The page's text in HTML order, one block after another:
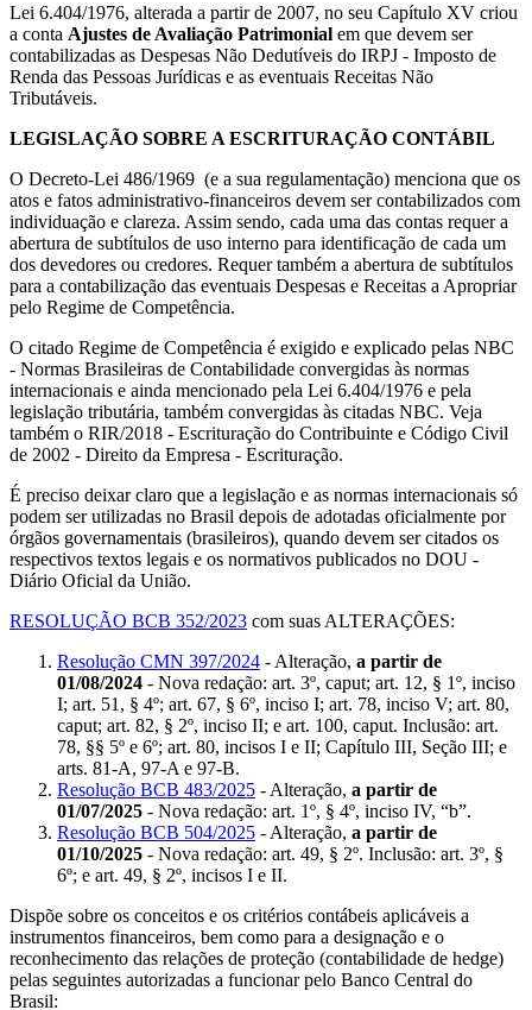
Lei 6.404/1976, alterada a partir de 2007, no seu Capítulo XV criou
a conta Ajustes de Avaliação Patrimonial em que devem ser
contabilizadas as Despesas Não Dedutíveis do IRPJ - Imposto de
Renda das Pessoas Jurídicas e as eventuais Receitas Não
Tributáveis.
LEGISLAÇÃO SOBRE A ESCRITURAÇÃO CONTÁBIL
O Decreto-Lei 486/1969 (e a sua regulamentação) menciona que os
atos e fatos administrativo-financeiros devem ser contabilizados com
individuação e clareza. Assim sendo, cada uma das contas requer a
abertura de subtítulos de uso interno para identificação de cada um
dos devedores ou credores. Requer também a abertura de subtítulos
para a contabilização das eventuais Despesas e Receitas a Apropriar
pelo Regime de Competência.
O citado Regime de Competência é exigido e explicado pelas NBC
- Normas Brasileiras de Contabilidade convergidas às normas
internacionais e ainda mencionado pela Lei 6.404/1976 e pela
legislação tributária, também convergidas às citadas NBC. Veja
também o RIR/2018 - Escrituração do Contribuinte e Código Civil
de 2002 - Direito da Empresa - Escrituração.
É preciso deixar claro que a legislação e as normas internacionais só
podem ser utilizadas no Brasil depois de adotadas oficialmente por
órgãos governamentais (brasileiros), quando devem ser citados os
respectivos textos legais e os normativos publicados no DOU -
Diário Oficial da União.
RESOLUÇÃO BCB 352/2023 com suas ALTERAÇÕES:
Resolução CMN 397/2024 - Alteração, a partir de
01/08/2024 - Nova redação: art. 3º, caput; art. 12, § 1º, inciso
I; art. 51, § 4º; art. 67, § 6º, inciso I; art. 78, inciso V; art. 80,
caput; art. 82, § 2º, inciso II; e art. 100, caput. Inclusão: art.
78, §§ 5º e 6º; art. 80, incisos I e II; Capítulo III, Seção III; e
arts. 81-A, 97-A e 97-B.
Resolução BCB 483/2025 - Alteração, a partir de
01/07/2025 - Nova redação: art. 1º, § 4º, inciso IV, “b”.
Resolução BCB 504/2025 - Alteração, a partir de
01/10/2025 - Nova redação: art. 49, § 2º. Inclusão: art. 3º, §
6º; e art. 49, § 2º, incisos I e II.
Dispõe sobre os conceitos e os critérios contábeis aplicáveis a
instrumentos financeiros, bem como para a designação e o
reconhecimento das relações de proteção (contabilidade de hedge)
pelas seguintes autorizadas a funcionar pelo Banco Central do
Brasil: